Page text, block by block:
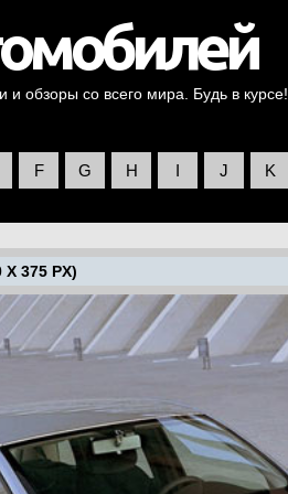
и обзоры со всего мира. Будь в курсе!
F G H I J K
375 PX)